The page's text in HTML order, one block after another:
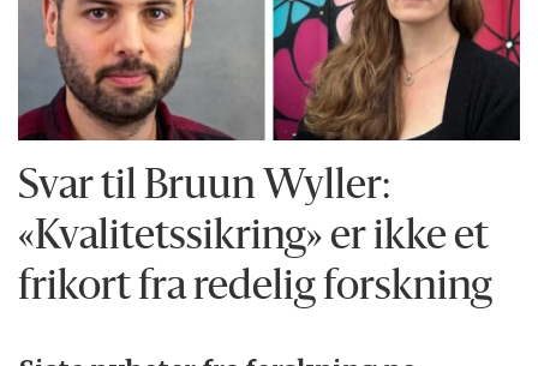
Svar til Bruun Wyller:
«Kvalitetssikring» er ikke et
frikort fra redelig forskning